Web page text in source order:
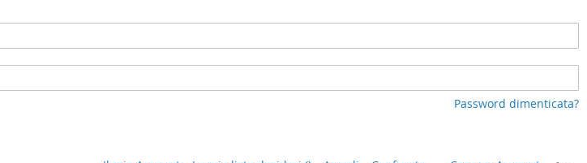
Password dimenticata?